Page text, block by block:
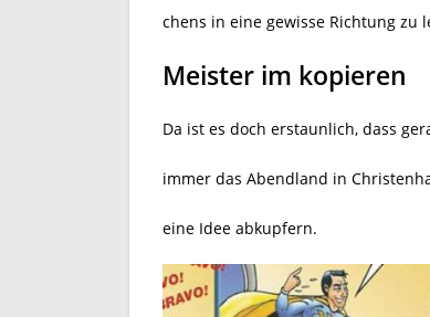
chens in eine gewisse Richtung zu
Meister im kopieren
Da ist es doch erstaunlich, dass
immer das Abendland in
eine Idee abkupfern.